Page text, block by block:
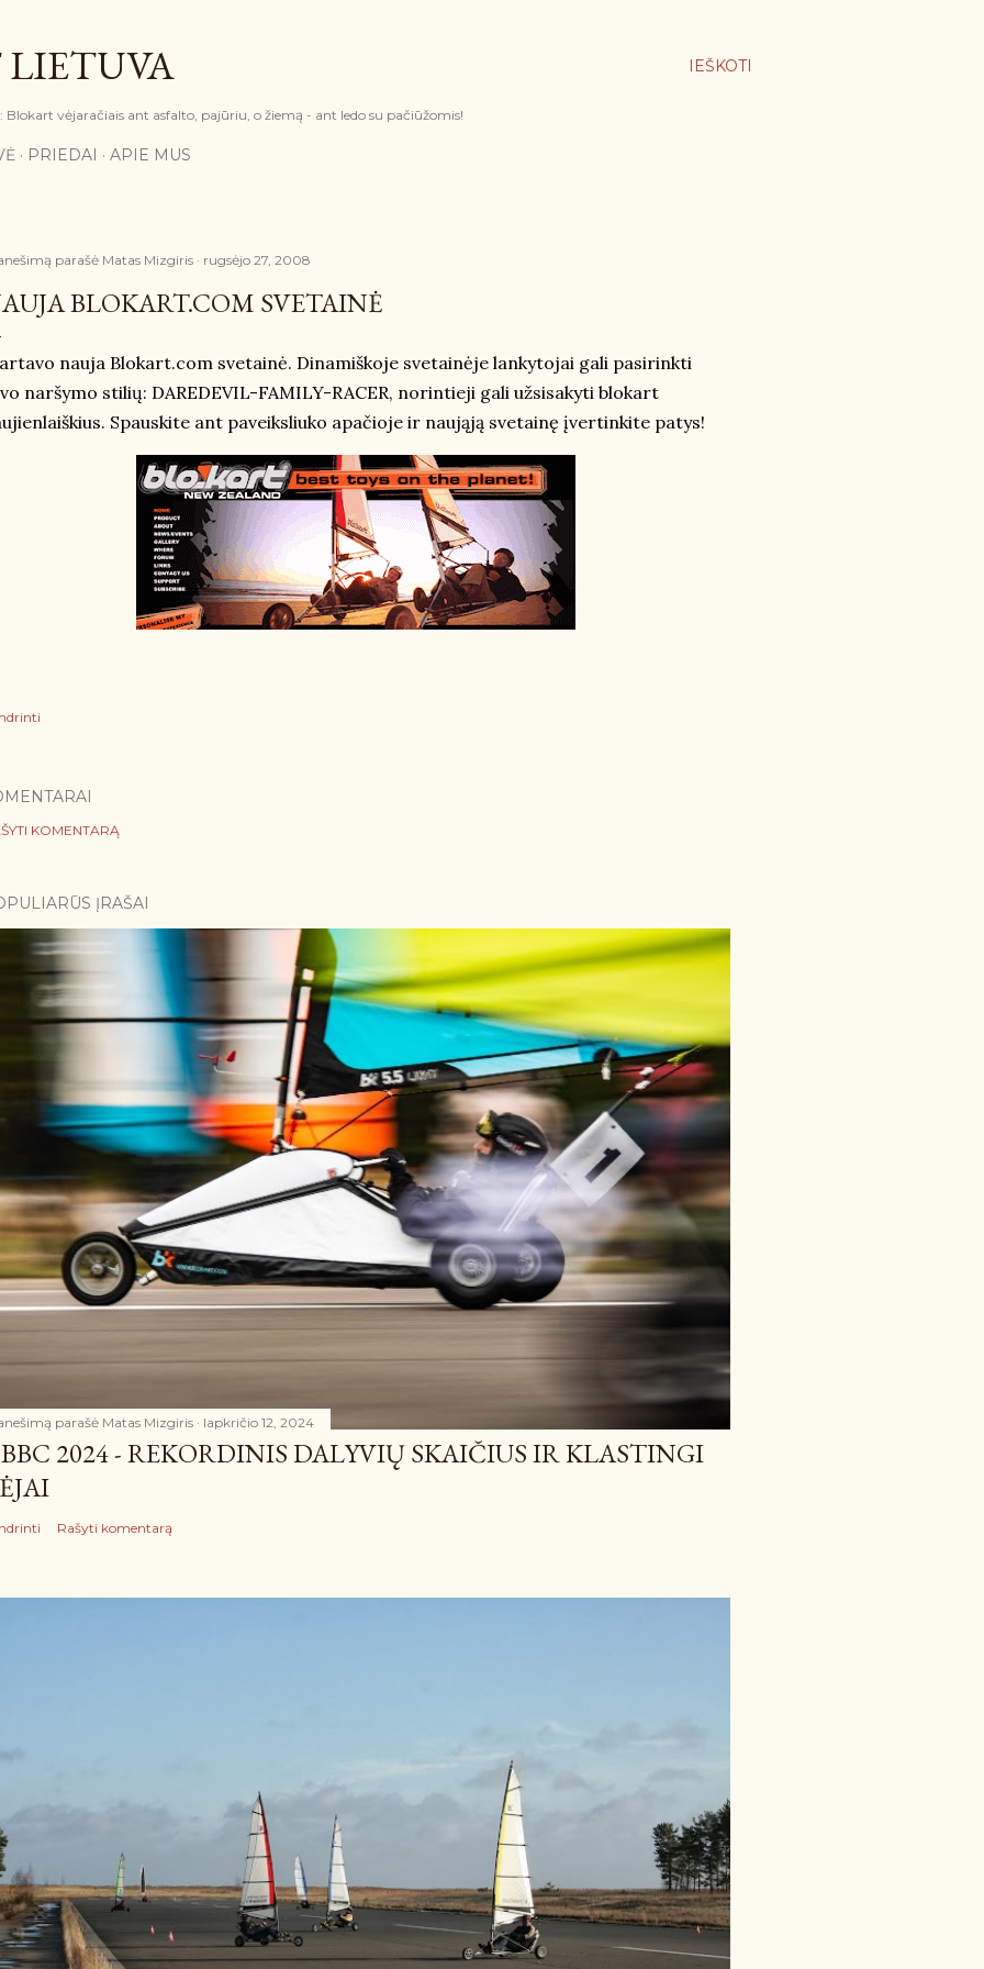
IEŠKOTI
vėjaračiais ant asfalto, pajūriu, o žiemą - ant ledo su pačiūžomis!
PRIEDAI APIE MUS
parašė Matas Mizgiris rugsėjo 27, 2008
BLOKART.COM SVETAINĖ
nauja Blokart.com svetainė. Dinamiškoje svetainėje lankytojai gali pasirinkti
naršymo stilių: DAREDEVIL-FAMILY-RACER, norintieji gali užsisakyti blokart
Spauskite ant paveiksliuko apačioje ir naująją svetainę įvertinkite patys!
KOMENTARĄ
ĮRAŠAI
parašė Matas Mizgiris lapkričio 12, 2024
2024 - REKORDINIS DALYVIŲ SKAIČIUS IR KLASTINGI
Rašyti komentarą